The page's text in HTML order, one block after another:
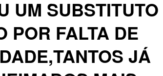
UM SUBSTITUTO
POR FALTA DE
JÁ